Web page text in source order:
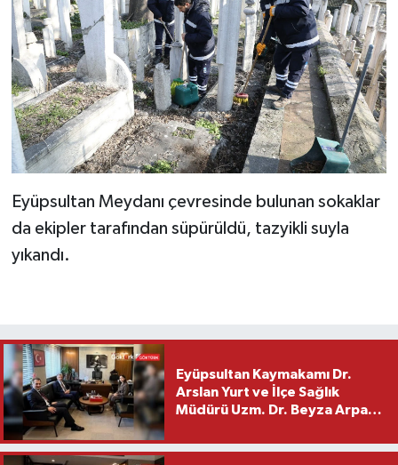
Eyüpsultan Meydanı çevresinde bulunan sokaklar
da ekipler tarafından süpürüldü, tazyikli suyla
yıkandı.
Eyüpsultan Kaymakamı Dr.
Arslan Yurt ve İlçe Sağlık
Müdürü Uzm. Dr. Beyza Arpacı
Ziyareti